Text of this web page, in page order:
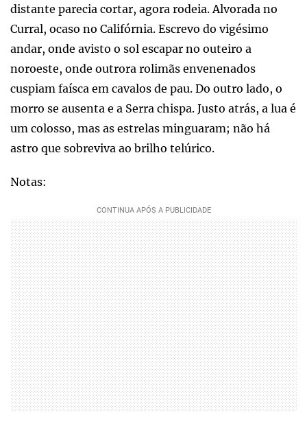
distante parecia cortar, agora rodeia. Alvorada no
Curral, ocaso no Califórnia. Escrevo do vigésimo
andar, onde avisto o sol escapar no outeiro a
noroeste, onde outrora rolimãs envenenados
cuspiam faísca em cavalos de pau. Do outro lado, o
morro se ausenta e a Serra chispa. Justo atrás, a lua é
um colosso, mas as estrelas minguaram; não há
astro que sobreviva ao brilho telúrico.
Notas: